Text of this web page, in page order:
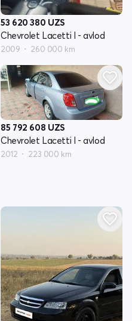
53 620 380 UZS
Chevrolet Lacetti I - avlod
2009 260 000 km
85 792 608 UZS
Chevrolet Lacetti I - avlod
2012 223 000 km